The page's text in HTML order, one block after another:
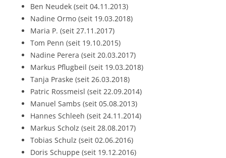
Ben Neudek (seit 04.11.2013)
Nadine Ormo (seit 19.03.2018)
Maria P. (seit 27.11.2017)
Tom Penn (seit 19.10.2015)
Nadine Perera (seit 20.03.2017)
Markus Pflugbeil (seit 19.03.2018)
Tanja Praske (seit 26.03.2018)
Patric Rossmeisl (seit 22.09.2014)
Manuel Sambs (seit 05.08.2013)
Hannes Schleeh (seit 24.11.2014)
Markus Scholz (seit 28.08.2017)
Tobias Schulz (seit 02.06.2016)
Doris Schuppe (seit 19.12.2016)